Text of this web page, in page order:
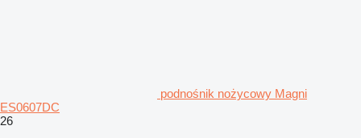
podnośnik nożycowy Magni
ES0607DC
26